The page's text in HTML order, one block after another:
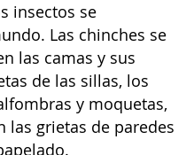
insectos se
Las chinches se
las camas y sus
de las sillas, los
y moquetas,
las grietas de paredes